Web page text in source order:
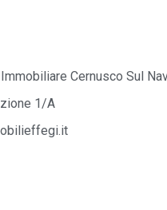
Immobiliare Cernusco Sul
1/A